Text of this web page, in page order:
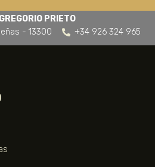
PRIETO
- 13300
+34 926 324 965